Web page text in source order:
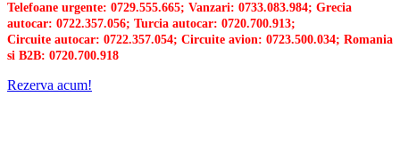
Telefoane urgente: 0729.555.665; Vanzari: 0733.083.984; Grecia
autocar: 0722.357.056; Turcia autocar: 0720.700.913;
Circuite autocar: 0722.357.054; Circuite avion: 0723.500.034; Romania
si B2B: 0720.700.918
Rezerva acum!